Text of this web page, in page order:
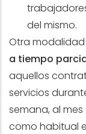
del mismo.
Otra
a tiempo
aquellos
servicios
semana, al
como habitual